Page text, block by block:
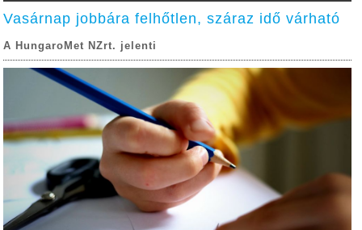
Vasárnap jobbára felhőtlen, száraz idő várható
A HungaroMet NZrt. jelenti